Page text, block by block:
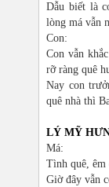
Dẫu biết là
lòng má vẫn
Con:
Con vẫn
rỡ ràng quê
Nay con
quê nhà thì
LÝ MỸ
Má:
Tình quê, êm
Giờ đây vẫn